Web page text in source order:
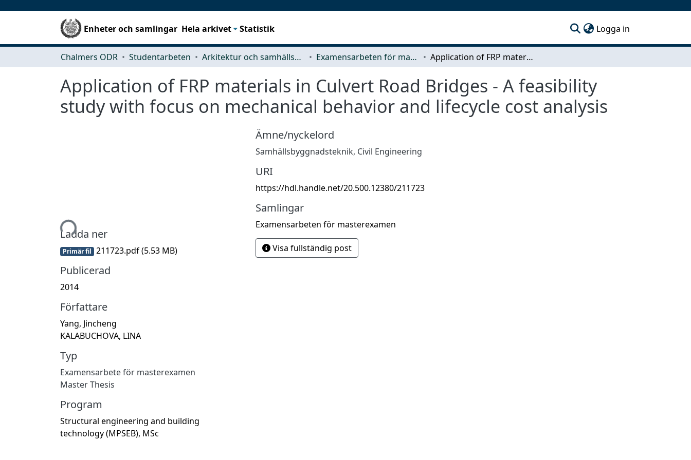
Enheter och samlingar Hela arkivet Statistik Logga in
Chalmers ODR Studentarbeten Arkitektur och samhällsbyggnadsteknik (ACE) Examensarbeten för masterexamen Application of FRP materials in Culvert Road Bridges - A feasibility study with focus on mechanical behavior and lifecycle cost analysis
Application of FRP materials in Culvert Road Bridges - A feasibility
study with focus on mechanical behavior and lifecycle cost analysis
Hämtar...
Ladda ner
Primär fil 211723.pdf(5.53 MB)
Publicerad
2014
Författare
Yang, Jincheng
KALABUCHOVA, LINA
Typ
Examensarbete för masterexamen
Master Thesis
Program
Structural engineering and building
technology (MPSEB), MSc
Ämne/nyckelord
Samhällsbyggnadsteknik, Civil Engineering
URI
https://hdl.handle.net/20.500.12380/211723
Samlingar
Examensarbeten för masterexamen
Visa fullständig post